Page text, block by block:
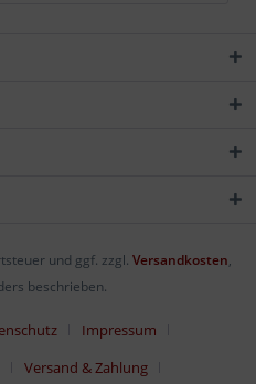
und ggf. zzgl. Versandkosten,
beschrieben.
Impressum
Versand & Zahlung